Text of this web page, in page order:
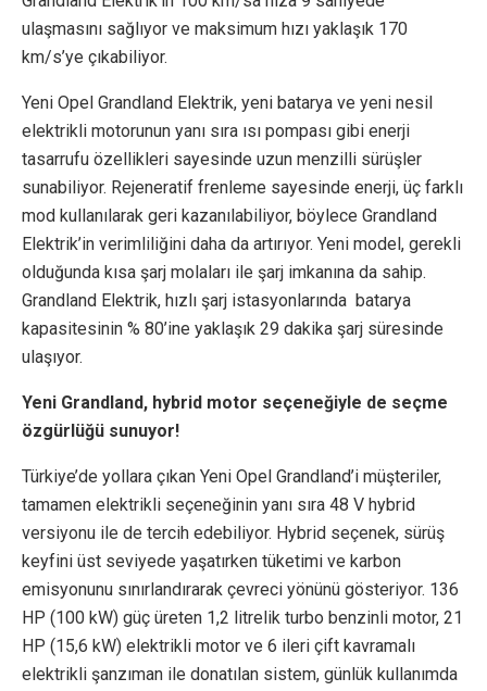
ulaşmasını sağlıyor ve maksimum hızı yaklaşık 170
km/s’ye çıkabiliyor.
Yeni Opel Grandland Elektrik, yeni batarya ve yeni nesil
elektrikli motorunun yanı sıra ısı pompası gibi enerji
tasarrufu özellikleri sayesinde uzun menzilli sürüşler
sunabiliyor. Rejeneratif frenleme sayesinde enerji, üç farklı
mod kullanılarak geri kazanılabiliyor, böylece Grandland
Elektrik’in verimliliğini daha da artırıyor. Yeni model, gerekli
olduğunda kısa şarj molaları ile şarj imkanına da sahip.
Grandland Elektrik, hızlı şarj istasyonlarında batarya
kapasitesinin % 80’ine yaklaşık 29 dakika şarj süresinde
ulaşıyor.
Yeni Grandland, hybrid motor seçeneğiyle de seçme
özgürlüğü sunuyor!
Türkiye’de yollara çıkan Yeni Opel Grandland’i müşteriler,
tamamen elektrikli seçeneğinin yanı sıra 48 V hybrid
versiyonu ile de tercih edebiliyor. Hybrid seçenek, sürüş
keyfini üst seviyede yaşatırken tüketimi ve karbon
emisyonunu sınırlandırarak çevreci yönünü gösteriyor. 136
HP (100 kW) güç üreten 1,2 litrelik turbo benzinli motor, 21
HP (15,6 kW) elektrikli motor ve 6 ileri çift kavramalı
elektrikli şanzıman ile donatılan sistem, günlük kullanımda